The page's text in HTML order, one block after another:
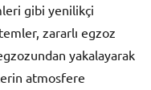
gibi yenilikçi
zararlı egzoz
yakalayarak
atmosfere